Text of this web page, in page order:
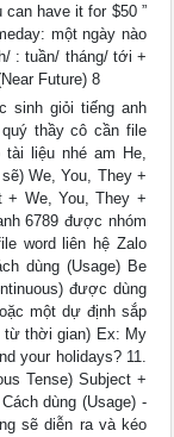
can have it for $50 ”
một ngày nào
: tuần/ tháng/ tới +
Future) 8
sinh giỏi tiếng anh
thầy cô cần file
tài liệu nhé am He,
We, You, They +
+ We, You, They +
6789 được nhóm
word liên hệ Zalo
dùng (Usage) Be
được dùng
một dự định sắp
từ thời gian) Ex: My
your holidays? 11.
Tense) Subject +
dùng (Usage) -
sẽ diễn ra và kéo